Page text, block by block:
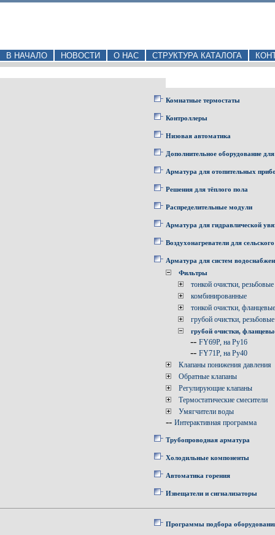
В НАЧАЛО НОВОСТИ О НАС СТРУКТУРА КАТАЛОГА
Комнатные термостаты
Контроллеры
Низовая автоматика
Дополнительное оборудование
Арматура для отопительных
Решения для тёплого пола
Распределительные модули
Арматура для гидравлической
Воздухонагреватели для
Арматура для систем
Фильтры
тонкой очистки, резьбовые
комбинированные
тонкой очистки, фланцевые
грубой очистки, резьбовые
грубой очистки,
-- FY69P, на Ру16
-- FY71P, на Ру40
Клапаны понижения давления
Обратные клапаны
Регулирующие клапаны
Термостатические смесители
Умягчители воды
-- Интерактивная программа
Трубопроводная арматура
Холодильные компоненты
Автоматика горения
Извещатели и сигнализаторы
Программы подбора